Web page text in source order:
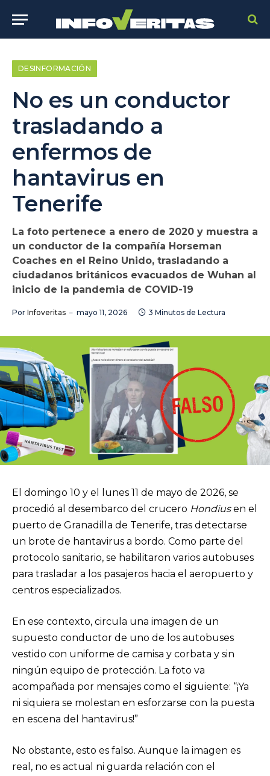
DESINFORMACIÓN
No es un conductor
trasladando a
enfermos de
hantavirus en
Tenerife
La foto pertenece a enero de 2020 y muestra a
un conductor de la compañía Horseman
Coaches en el Reino Unido, trasladando a
ciudadanos británicos evacuados de Wuhan al
inicio de la pandemia de COVID-19
Por Infoveritas mayo 11, 2026 3 Minutos de Lectura
El domingo 10 y el lunes 11 de mayo de 2026, se
procedió al desembarco del crucero Hondiusen el
puerto de Granadilla de Tenerife, tras detectarse
un brote de hantavirus a bordo. Como parte del
protocolo sanitario, se habilitaron varios autobuses
para trasladar a los pasajeros hacia el aeropuerto y
centros especializados.
En ese contexto, circula una imagen de un
supuesto conductor de uno de los autobuses
vestido con uniforme de camisa y corbata y sin
ningún equipo de protección. La foto va
acompañada por mensajes como el siguiente: “¡Ya
ni siquiera se molestan en esforzarse con la puesta
en escena del hantavirus!”
No obstante, esto es falso. Aunque la imagen es
real, no es actual ni guarda relación con el